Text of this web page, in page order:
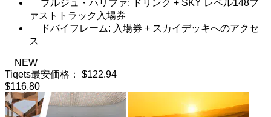
ブルジュ・ハリファ: ドリンク + SKY レベル148フ
ァストトラック入場券
ドバイフレーム: 入場券 + スカイデッキへのアクセ
ス
NEW
Tiqets最安価格：
$122.94
$116.80